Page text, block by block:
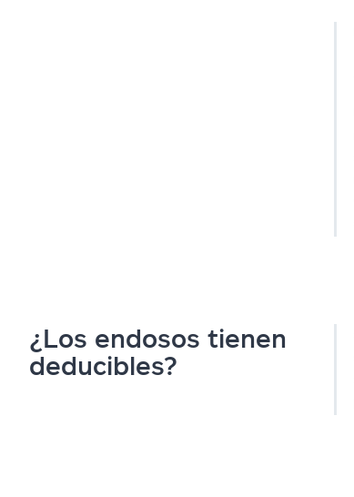
¿Los endosos tienen
deducibles?